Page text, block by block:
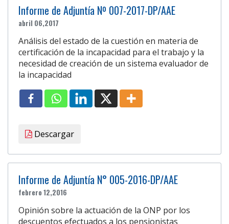
Informe de Adjuntía Nº 007-2017-DP/AAE
abril 06,2017
Análisis del estado de la cuestión en materia de
certificación de la incapacidad para el trabajo y la
necesidad de creación de un sistema evaluador de
la incapacidad
Descargar
Informe de Adjuntía N° 005-2016-DP/AAE
febrero 12,2016
Opinión sobre la actuación de la ONP por los
descuentos efectuados a los pensionistas